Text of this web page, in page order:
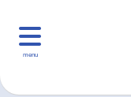
menu